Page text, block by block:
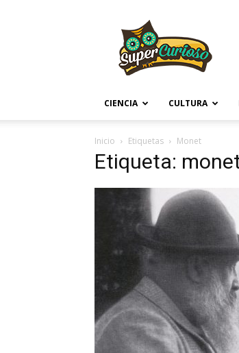
CIENCIA CULTURA
Inicio Etiquetas Monet
Etiqueta: